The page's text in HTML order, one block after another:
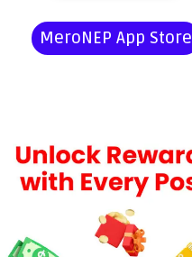
MeroNEP App Store